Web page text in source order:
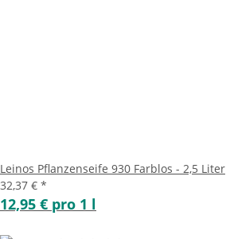
Leinos Pflanzenseife 930 Farblos - 2,5 Liter
32,37 € *
12,95 € pro 1 l